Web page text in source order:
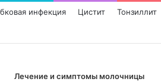
инфекция Цистит Тонзиллит
Лечение и симптомы молочницы